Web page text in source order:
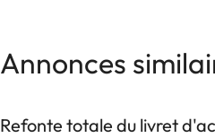
Annonces
Refonte totale du livret